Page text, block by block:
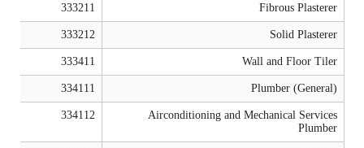
Fibrous Plasterer
333211
Solid Plasterer
333212
Wall and Floor Tiler
333411
Plumber (General)
334111
Airconditioning and Mechanical Services
Plumber
334112